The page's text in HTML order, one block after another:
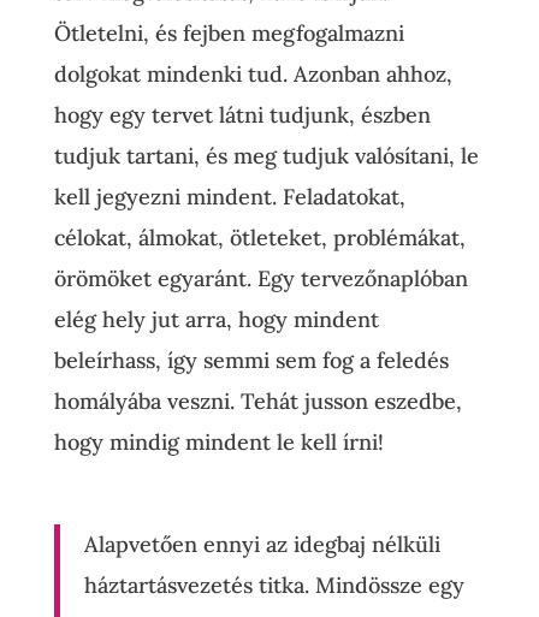
Ötletelni, és fejben megfogalmazni
dolgokat mindenki tud. Azonban ahhoz,
hogy egy tervet látni tudjunk, észben
tudjuk tartani, és meg tudjuk valósítani, le
kell jegyezni mindent. Feladatokat,
célokat, álmokat, ötleteket, problémákat,
örömöket egyaránt. Egy tervezőnaplóban
elég hely jut arra, hogy mindent
beleírhass, így semmi sem fog a feledés
homályába veszni. Tehát jusson eszedbe,
hogy mindig mindent le kell írni!
Alapvetően ennyi az idegbaj nélküli
háztartásvezetés titka. Mindössze egy